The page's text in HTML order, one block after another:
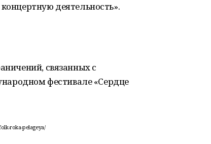
деятельность».
связанных с
фестивале «Сердце
roka-pelageya/